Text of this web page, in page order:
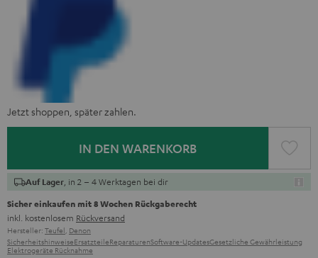
Jetzt shoppen, später zahlen.
IN DEN WARENKORB
Auf Lager , in 2 – 4 Werktagen bei dir
Sicher einkaufen mit 8 Wochen Rückgaberecht
inkl. kostenlosem Rückversand
Hersteller: Teufel, Denon
SicherheitshinweiseErsatzteileReparaturenSoftware-UpdatesGesetzliche Gewährleistung
Elektrogeräte Rücknahme